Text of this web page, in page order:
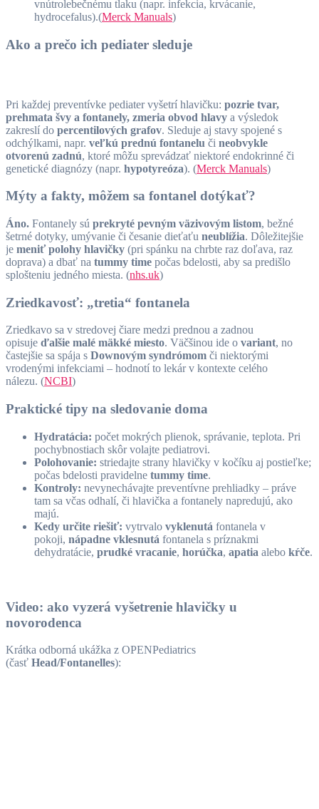
vnútrolebečnému tlaku (napr. infekcia, krvácanie,
hydrocefalus).(Merck Manuals)
Ako a prečo ich pediater sleduje
Pri každej preventívke pediater vyšetrí hlavičku: pozrie tvar,
prehmata švy a fontanely, zmeria obvod hlavy a výsledok
zakreslí do percentilových grafov. Sleduje aj stavy spojené s
odchýlkami, napr. veľkú prednú fontanelu či neobvykle
otvorenú zadnú, ktoré môžu sprevádzať niektoré endokrinné či
genetické diagnózy (napr. hypotyreóza). (Merck Manuals)
Mýty a fakty, môžem sa fontanel dotýkať?
Áno. Fontanely sú prekryté pevným väzivovým listom, bežné
šetrné dotyky, umývanie či česanie dieťaťu neublížia. Dôležitejšie
je meniť polohy hlavičky (pri spánku na chrbte raz doľava, raz
doprava) a dbať na tummy time počas bdelosti, aby sa predišlo
splošteniu jedného miesta. (nhs.uk)
Zriedkavosť: „tretia“ fontanela
Zriedkavo sa v stredovej čiare medzi prednou a zadnou
opisuje ďalšie malé mäkké miesto. Väčšinou ide o variant, no
častejšie sa spája s Downovým syndrómom či niektorými
vrodenými infekciami – hodnotí to lekár v kontexte celého
nálezu. (NCBI)
Praktické tipy na sledovanie doma
Hydratácia: počet mokrých plienok, správanie, teplota. Pri
pochybnostiach skôr volajte pediatrovi.
Polohovanie: striedajte strany hlavičky v kočíku aj postieľke;
počas bdelosti pravidelne tummy time.
Kontroly: nevynechávajte preventívne prehliadky – práve
tam sa včas odhalí, či hlavička a fontanely napredujú, ako
majú.
Kedy určite riešiť: vytrvalo vyklenutá fontanela v
pokoji, nápadne vklesnutá fontanela s príznakmi
dehydratácie, prudké vracanie, horúčka, apatia alebo kŕče.
Video: ako vyzerá vyšetrenie hlavičky u
novorodenca
Krátka odborná ukážka z OPENPediatrics
(časť Head/Fontanelles):